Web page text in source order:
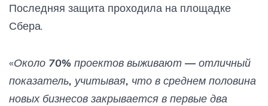
Последняя защита проходила на площадке
Сбера.
«Около 70% проектов выживают — отличный
показатель, учитывая, что в среднем половина
новых бизнесов закрывается в первые два